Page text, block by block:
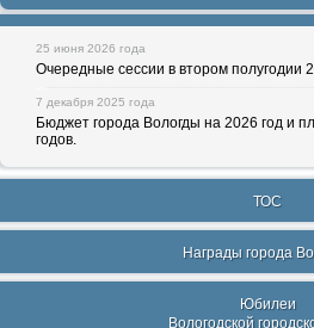
25 июня 2026 года
Очередные сессии в втором полугодии
7 декабря 2025 года
Бюджет города Вологды на 2026 год и
годов.
ТОС
Награды города
Юбилеи
Вологодской